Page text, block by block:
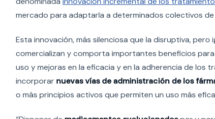
mercado para adaptarla a determinados colectivos
Esta innovación, más silenciosa que la disruptiva, pero
comercializan y comporta importantes beneficios
uso y mejoras en la eficacia y en la adherencia de los
incorporar nuevas vías de administración de los
o más principios activos que permiten un uso más